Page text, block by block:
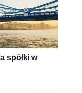
spółki w